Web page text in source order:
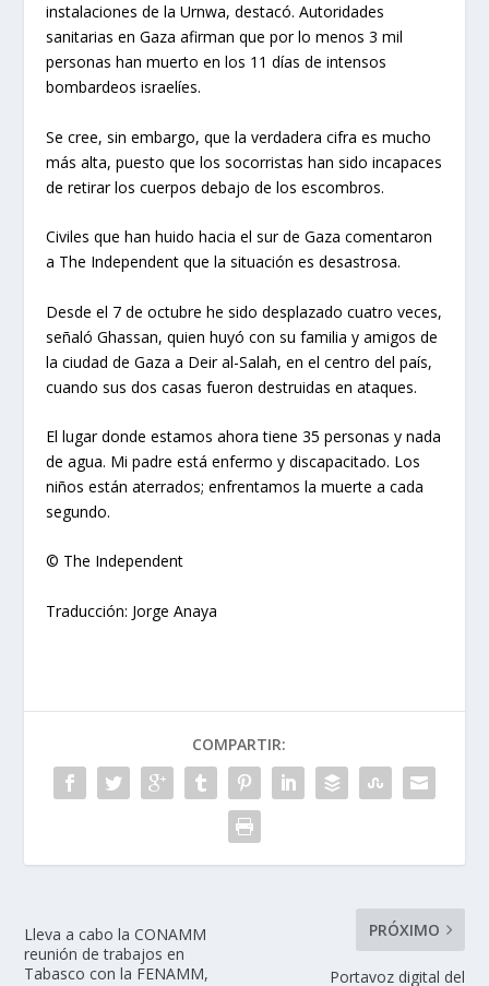
instalaciones de la Urnwa, destacó. Autoridades
sanitarias en Gaza afirman que por lo menos 3 mil
personas han muerto en los 11 días de intensos
bombardeos israelíes.
Se cree, sin embargo, que la verdadera cifra es mucho
más alta, puesto que los socorristas han sido incapaces
de retirar los cuerpos debajo de los escombros.
Civiles que han huido hacia el sur de Gaza comentaron
a The Independent que la situación es desastrosa.
Desde el 7 de octubre he sido desplazado cuatro veces,
señaló Ghassan, quien huyó con su familia y amigos de
la ciudad de Gaza a Deir al-Salah, en el centro del país,
cuando sus dos casas fueron destruidas en ataques.
El lugar donde estamos ahora tiene 35 personas y nada
de agua. Mi padre está enfermo y discapacitado. Los
niños están aterrados; enfrentamos la muerte a cada
segundo.
© The Independent
Traducción: Jorge Anaya
COMPARTIR:
Lleva a cabo la CONAMM
reunión de trabajos en
Tabasco con la FENAMM,
PRÓXIMO
Portavoz digital del